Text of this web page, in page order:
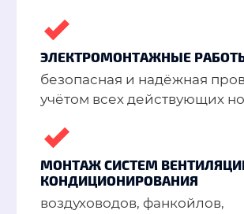
ЭЛЕКТРОМОНТАЖНЫЕ
безопасная и надёжная
учётом всех действующих
МОНТАЖ СИСТЕМ
КОНДИЦИОНИРОВАНИЯ
воздуховодов, фанкойлов,